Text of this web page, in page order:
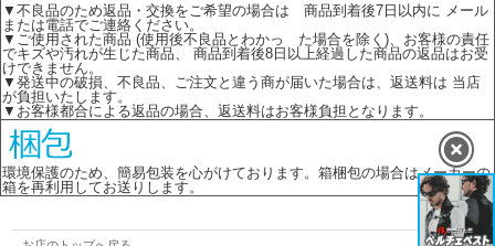
▼不良品のため返品・交換をご希望の場合は 商品到着後7日以内に メール
または電話でご連絡ください。
▼ご使用された商品 (使用後不良品とわかっ た場合を除く)、お客様の責任
でキズや汚れが生じた商品、 商品到着後8日以上経過した商品の返品はお受
けできません。
▼発送中の破損、不良品、ご注文と違う商が届いた場合は、返送料は 当店
が負担いたします。
▼お客様都合による返品の場合、返送料はお客様負担となります。
環境保護のため、簡易包装を心がけております。箱梱包の場合はメーカーの
箱を再利用してお送りします。